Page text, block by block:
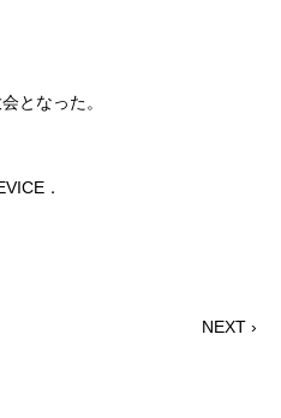
となった。
．
NEXT ›